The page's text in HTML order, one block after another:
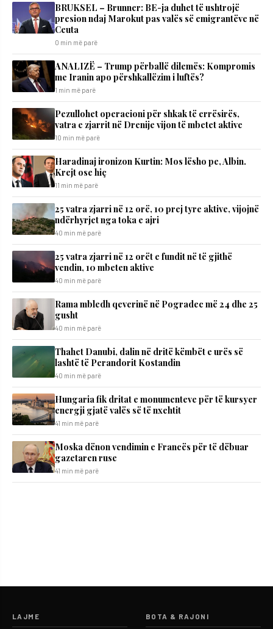
BRUKSEL – Brunner: BE-ja duhet të ushtrojë
presion ndaj Marokut pas valës së emigrantëve në
Ceuta
0 min më parë
ANALIZË – Trump përballë dilemës: Kompromis
me Iranin apo përshkallëzim i luftës?
1 min më parë
Pezullohet operacioni për shkak të errësirës,
vatra e zjarrit në Drenije vijon të mbetet aktive
10 min më parë
Haradinaj ironizon Kurtin: Mos lësho pe, Albin.
Krejt ose hiç
11 min më parë
25 vatra zjarri në 12 orë, 10 prej tyre aktive, vijojnë
ndërhyrjet nga toka e ajri
40 min më parë
25 vatra zjarri në 12 orët e fundit në të gjithë
vendin, 10 mbeten aktive
40 min më parë
Rama mbledh qeverinë në Pogradec më 24 dhe 25
gusht
40 min më parë
Thahet Danubi, dalin në dritë këmbët e urës së
lashtë të Perandorit Kostandin
40 min më parë
Hungaria fik dritat e monumenteve për të kursyer
energji gjatë valës së të nxehtit
41 min më parë
Moska dënon vendimin e Francës për të dëbuar
gazetaren ruse
41 min më parë
LAJME BOTA & RAJONI